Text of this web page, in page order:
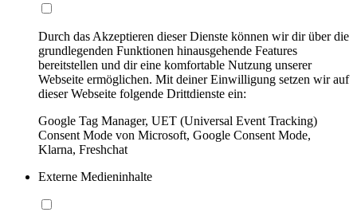
Durch das Akzeptieren dieser Dienste können wir dir über die
grundlegenden Funktionen hinausgehende Features
bereitstellen und dir eine komfortable Nutzung unserer
Webseite ermöglichen. Mit deiner Einwilligung setzen wir auf
dieser Webseite folgende Drittdienste ein:
Google Tag Manager, UET (Universal Event Tracking)
Consent Mode von Microsoft, Google Consent Mode,
Klarna, Freshchat
Externe Medieninhalte